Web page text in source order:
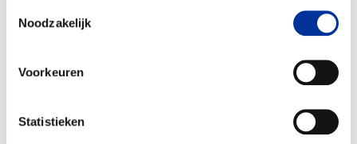
Noodzakelijk
Voorkeuren
Statistieken
van jullie medewerkers. Deze sessie is vooral
interessant voor organisaties met meer dan
*Het kampvuur-gesprek duurt langer. Als je
sessie.